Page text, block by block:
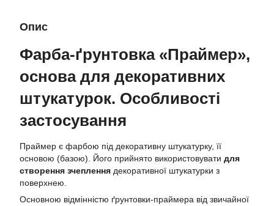
Опис
Фарба-ґрунтовка «Праймер»,
основа для декоративних
штукатурок. Особливості
застосування
Праймер є фарбою під декоративну штукатурку, її
основою (базою). Його прийнято використовувати для
створення зчеплення декоративної штукатурки з
поверхнею.
Основною відмінністю ґрунтовки-праймера від звичайної